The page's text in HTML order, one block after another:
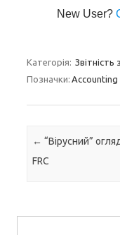
New User?
Категорія: Звітність
Позначки: Accounting
Навігація по запису
← “Вірусний”
FRC